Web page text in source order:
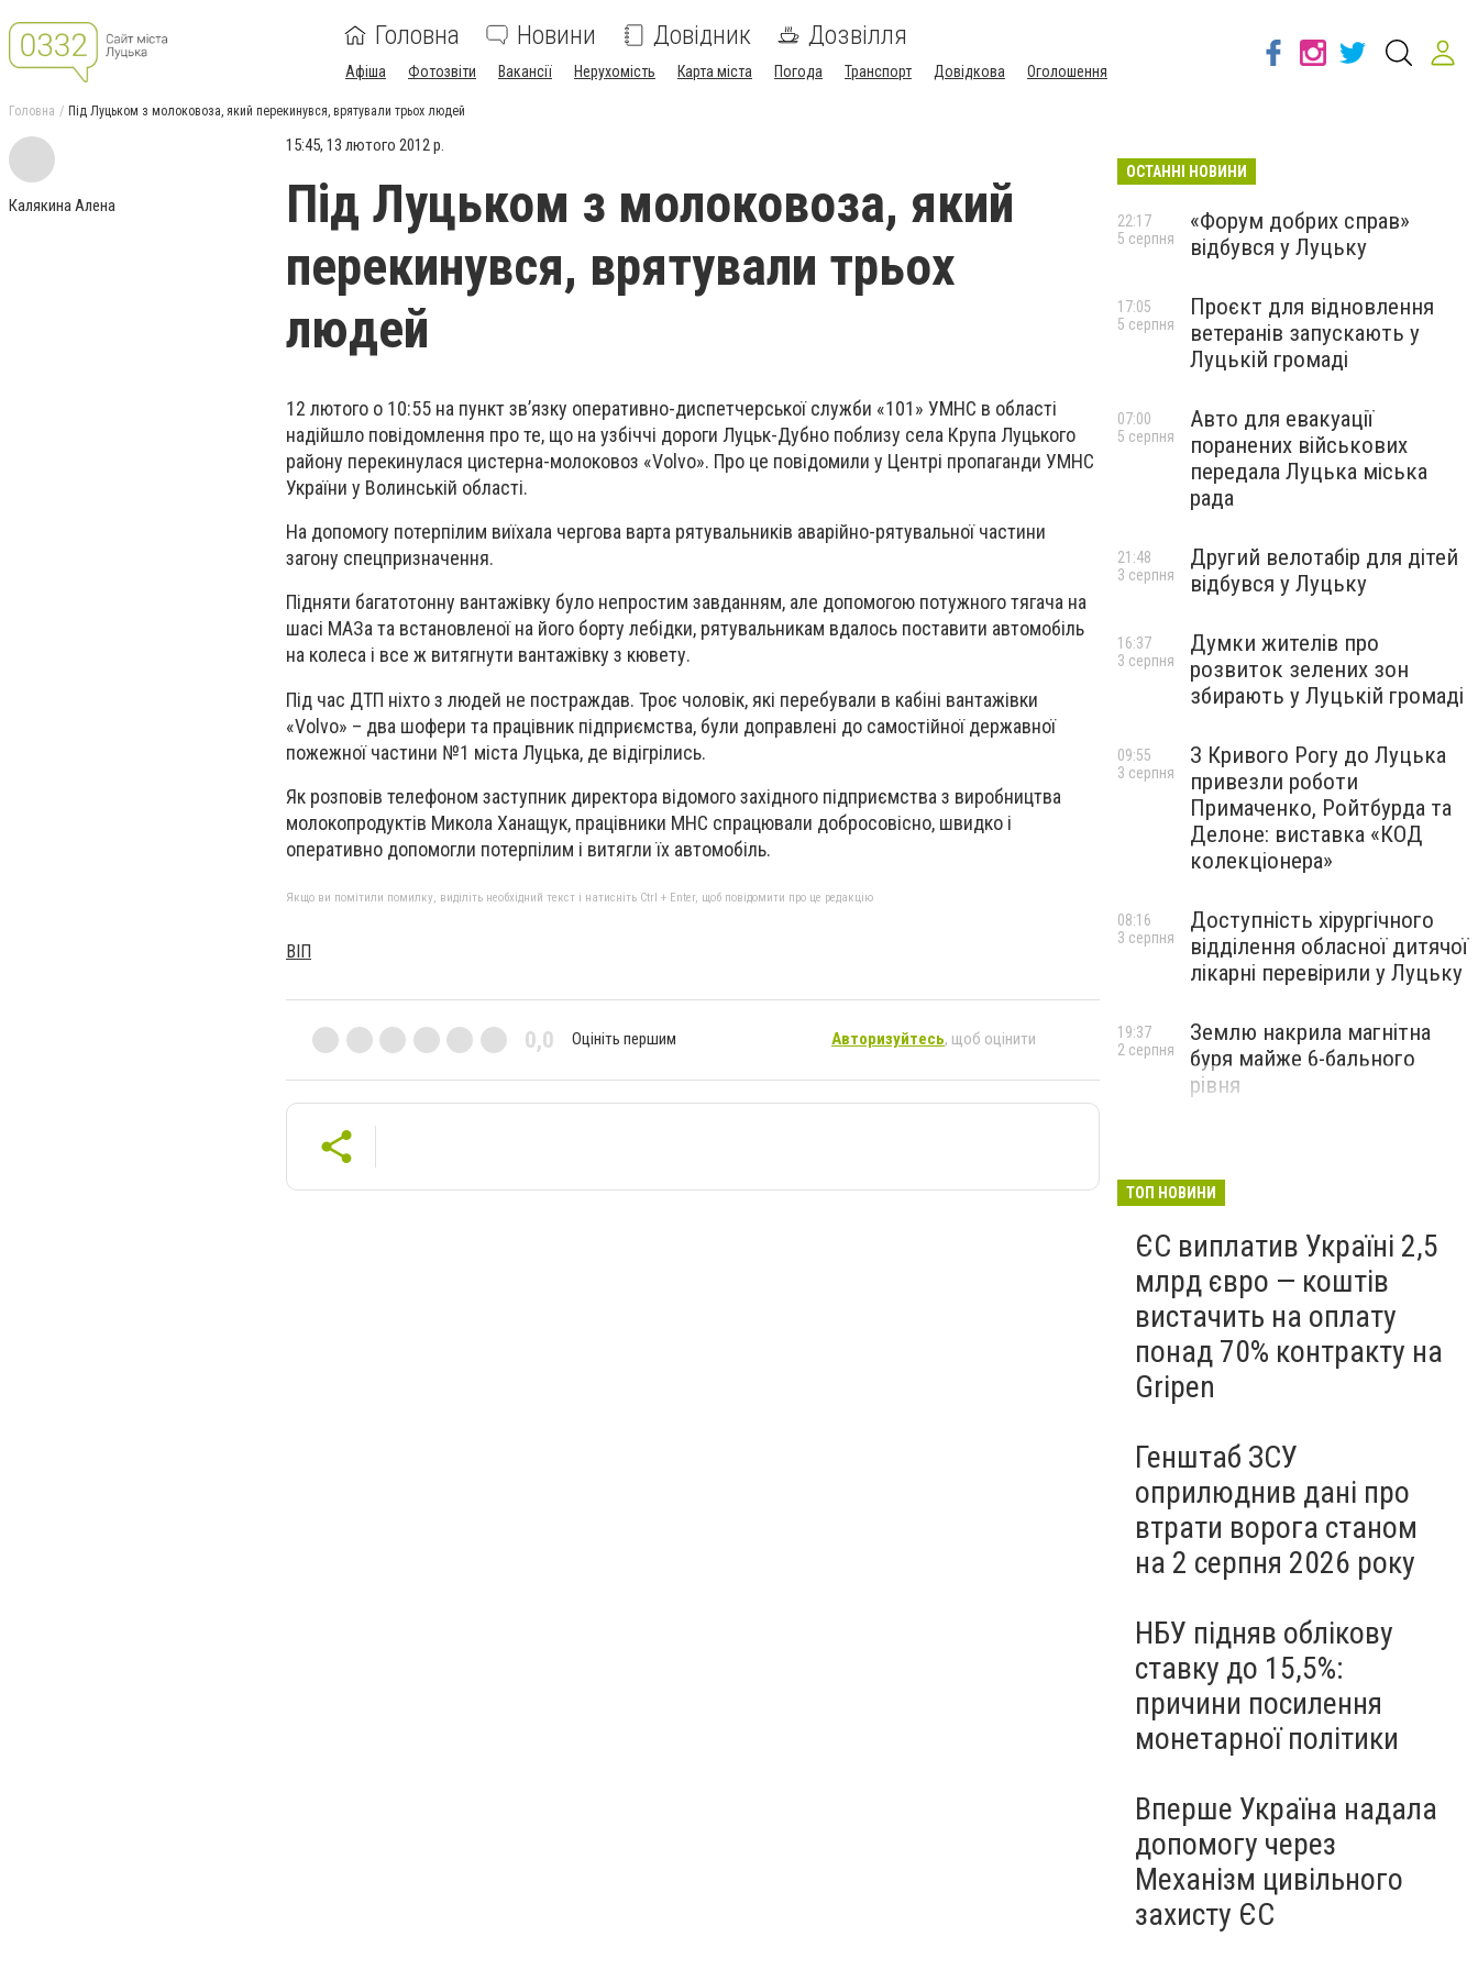
Головна Новини Довідник Дозвілля
Афіша Фотозвіти Вакансії Нерухомість Карта міста Погода Транспорт Довідкова Оголошення
Головна Під Луцьком з молоковоза, який перекинувся, врятували трьох людей
Калякина Алена
15:45, 13 лютого 2012 р.
Під Луцьком з молоковоза, який
перекинувся, врятували трьох
людей
12 лютого о 10:55 на пункт зв’язку оперативно-диспетчерської служби «101» УМНС в області
надійшло повідомлення про те, що на узбіччі дороги Луцьк-Дубно поблизу села Крупа Луцького
району перекинулася цистерна-молоковоз «Volvo». Про це повідомили у Центрі пропаганди УМНС
України у Волинській області.
На допомогу потерпілим виїхала чергова варта рятувальників аварійно-рятувальної частини
загону спецпризначення.
Підняти багатотонну вантажівку було непростим завданням, але допомогою потужного тягача на
шасі МАЗа та встановленої на його борту лебідки, рятувальникам вдалось поставити автомобіль
на колеса і все ж витягнути вантажівку з кювету.
Під час ДТП ніхто з людей не постраждав. Троє чоловік, які перебували в кабіні вантажівки
«Volvo» – два шофери та працівник підприємства, були доправлені до самостійної державної
пожежної частини №1 міста Луцька, де відігрілись.
Як розповів телефоном заступник директора відомого західного підприємства з виробництва
молокопродуктів Микола Ханащук, працівники МНС спрацювали добросовісно, швидко і
оперативно допомогли потерпілим і витягли їх автомобіль.
Якщо ви помітили помилку, виділіть необхідний текст і натисніть Ctrl + Enter, щоб повідомити про це редакцію
ВІП
0,0 Оцініть першим Авторизуйтесь, щоб оцінити
ОСТАННІ НОВИНИ
«Форум добрих справ»
відбувся у Луцьку
22:17
5 серпня
Проєкт для відновлення
ветеранів запускають у
Луцькій громаді
17:05
5 серпня
Авто для евакуації
поранених військових
передала Луцька міська
рада
07:00
5 серпня
Другий велотабір для дітей
відбувся у Луцьку
21:48
3 серпня
Думки жителів про
розвиток зелених зон
збирають у Луцькій громаді
16:37
3 серпня
З Кривого Рогу до Луцька
привезли роботи
Примаченко, Ройтбурда та
Делоне: виставка «КОД
колекціонера»
09:55
3 серпня
Доступність хірургічного
відділення обласної дитячої
лікарні перевірили у Луцьку
08:16
3 серпня
Землю накрила магнітна
буря майже 6-бального
рівня
19:37
2 серпня
ТОП НОВИНИ
ЄС виплатив Україні 2,5
млрд євро — коштів
вистачить на оплату
понад 70% контракту на
Gripen
Генштаб ЗСУ
оприлюднив дані про
втрати ворога станом
на 2 серпня 2026 року
НБУ підняв облікову
ставку до 15,5%:
причини посилення
монетарної політики
Вперше Україна надала
допомогу через
Механізм цивільного
захисту ЄС